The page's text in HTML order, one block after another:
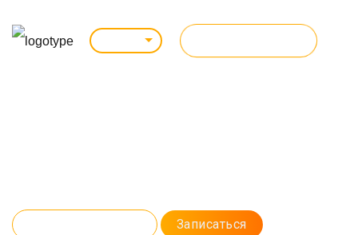
Записаться